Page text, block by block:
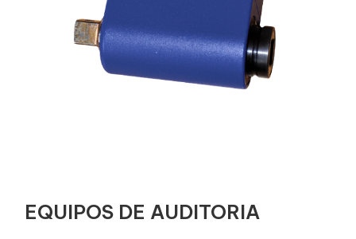
EQUIPOS DE AUDITORIA